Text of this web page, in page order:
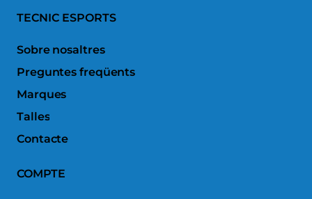
TECNIC ESPORTS
Sobre nosaltres
Preguntes freqüents
Marques
Talles
Contacte
COMPTE